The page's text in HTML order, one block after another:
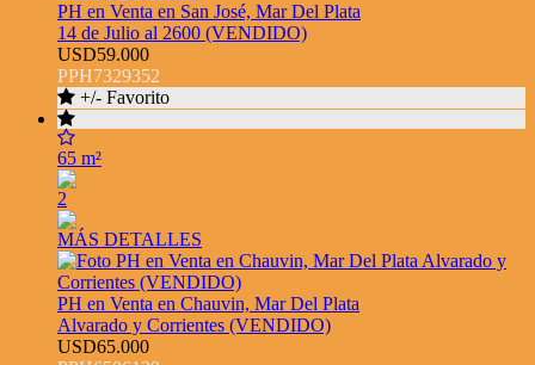
PH en Venta en San José, Mar Del Plata
14 de Julio al 2600 (VENDIDO)
USD59.000
PPH7329352
+/- Favorito
65 m²
2
MÁS DETALLES
PH en Venta en Chauvin, Mar Del Plata
Alvarado y Corrientes (VENDIDO)
USD65.000